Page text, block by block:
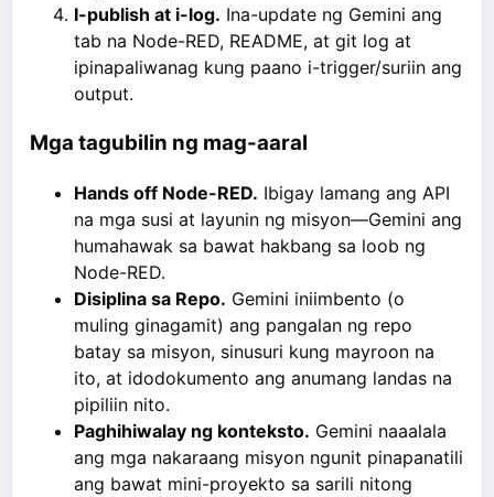
I-publish at i-log. Ina-update ng Gemini ang
tab na Node-RED, README, at git log at
ipinapaliwanag kung paano i-trigger/suriin ang
output.
Mga tagubilin ng mag-aaral
Hands off Node-RED. Ibigay lamang ang API
na mga susi at layunin ng misyon—Gemini ang
humahawak sa bawat hakbang sa loob ng
Node-RED.
Disiplina sa Repo. Gemini iniimbento (o
muling ginagamit) ang pangalan ng repo
batay sa misyon, sinusuri kung mayroon na
ito, at idodokumento ang anumang landas na
pipiliin nito.
Paghihiwalay ng konteksto. Gemini naaalala
ang mga nakaraang misyon ngunit pinapanatili
ang bawat mini-proyekto sa sarili nitong